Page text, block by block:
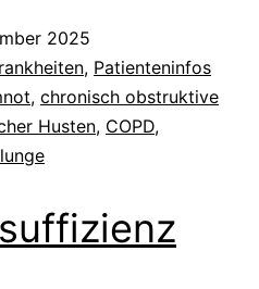
2025
, Patienteninfos
, chronisch obstruktive
Husten, COPD,